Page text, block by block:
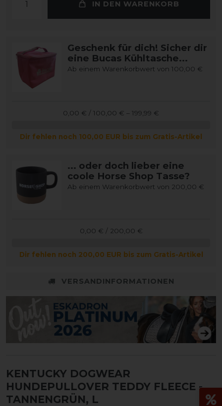
IN DEN WARENKORB
Geschenk für dich! Sicher dir
eine Bucas Kühltasche...
Ab einem Warenkorbwert von 100,00 €
0,00 € / 100,00 € – 199,99 €
Dir fehlen noch 100,00 EUR bis zum Gratis-Artikel
... oder doch lieber eine
coole Horse Shop Tasse?
Ab einem Warenkorbwert von 200,00 €
0,00 € / 200,00 €
Dir fehlen noch 200,00 EUR bis zum Gratis-Artikel
VERSANDINFORMATIONEN
KENTUCKY DOGWEAR
HUNDEPULLOVER TEDDY FLEECE -
TANNENGRÜN, L